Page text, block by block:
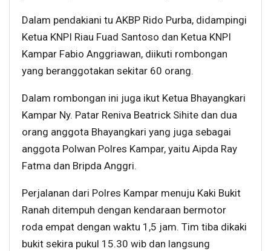
Dalam pendakiani tu AKBP Rido Purba, didampingi
Ketua KNPI Riau Fuad Santoso dan Ketua KNPI
Kampar Fabio Anggriawan, diikuti rombongan
yang beranggotakan sekitar 60 orang.
Dalam rombongan ini juga ikut Ketua Bhayangkari
Kampar Ny. Patar Reniva Beatrick Sihite dan dua
orang anggota Bhayangkari yang juga sebagai
anggota Polwan Polres Kampar, yaitu Aipda Ray
Fatma dan Bripda Anggri.
Perjalanan dari Polres Kampar menuju Kaki Bukit
Ranah ditempuh dengan kendaraan bermotor
roda empat dengan waktu 1,5 jam. Tim tiba dikaki
bukit sekira pukul 15.30 wib dan langsung